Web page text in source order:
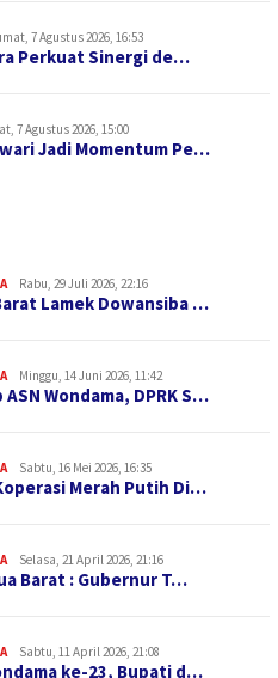
7 Agustus 2026, 16:53
Perkuat Sinergi de…
7 Agustus 2026, 15:00
Jadi Momentum Pe…
Rabu, 29 Juli 2026, 22:16
Lamek Dowansiba …
Minggu, 14 Juni 2026, 11:42
Wondama, DPRK S…
Sabtu, 16 Mei 2026, 16:35
Merah Putih Di…
Selasa, 21 April 2026, 21:16
Barat : Gubernur T…
Sabtu, 11 April 2026, 21:08
ke-23, Bupati d…